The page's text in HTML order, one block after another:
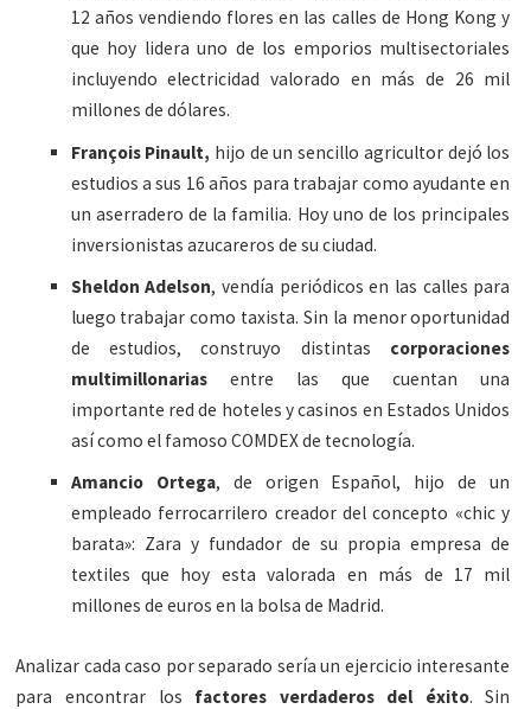
12 años vendiendo flores en las calles de Hong Kong y
que hoy lidera uno de los emporios multisectoriales
incluyendo electricidad valorado en más de 26 mil
millones de dólares.
François Pinault, hijo de un sencillo agricultor dejó los
estudios a sus 16 años para trabajar como ayudante en
un aserradero de la familia. Hoy uno de los principales
inversionistas azucareros de su ciudad.
Sheldon Adelson, vendía periódicos en las calles para
luego trabajar como taxista. Sin la menor oportunidad
de estudios, construyo distintas corporaciones
multimillonariasentre las que cuentan una
importante red de hoteles y casinos en Estados Unidos
así como el famoso COMDEX de tecnología.
Amancio Ortega, de origen Español, hijo de un
empleado ferrocarrilero creador del concepto «chic y
barata»: Zara y fundador de su propia empresa de
textiles que hoy esta valorada en más de 17 mil
millones de euros en la bolsa de Madrid.
Analizar cada caso por separado sería un ejercicio interesante
para encontrar los factores verdaderos del éxito. Sin